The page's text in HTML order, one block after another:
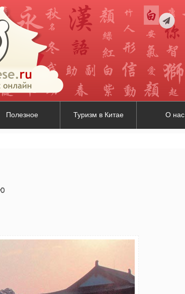
Полезное Туризм в Китае О нас